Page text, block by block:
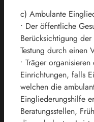
c) Ambulante
• Der öffentliche
Berücksichtigung
Testung durch einen
• Träger
Einrichtungen, falls
welchen die
Eingliederungshilfe
Beratungsstellen,